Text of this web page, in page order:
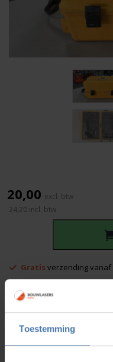
Toestemming
RL-
(B
24,20 incl. btw
20,00
Gratis verzending vanaf
Voor 15:00 besteld is
Productinformatie